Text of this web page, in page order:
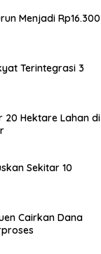
Menjadi Rp16.300
Terintegrasi 3
20 Hektare Lahan di
Sekitar 10
Cairkan Dana